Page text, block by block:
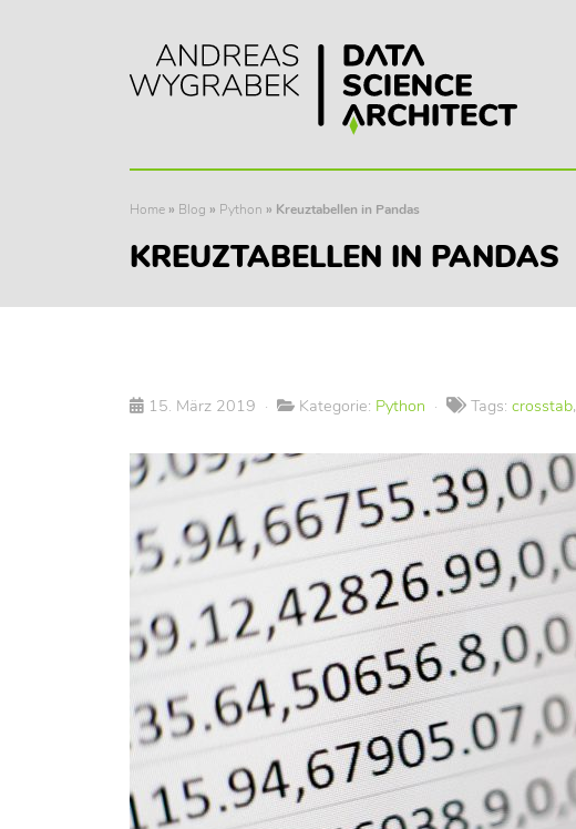
Home » Blog » Python » Kreuztabellen in Pandas
KREUZTABELLEN IN PANDAS
15. März 2019 · Kategorie: Python · Tags: crosstab,